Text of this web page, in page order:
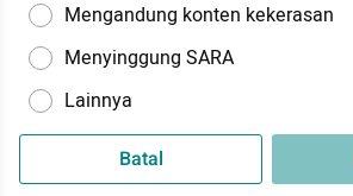
Mengandung konten kekerasan
Menyinggung SARA
Lainnya
Batal